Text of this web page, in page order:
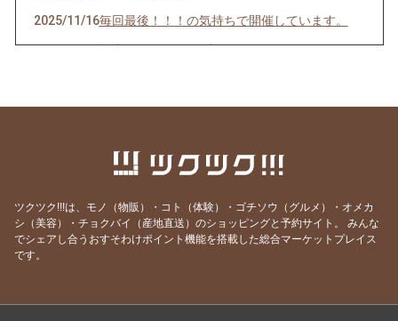
2025/11/16毎回最後！！！の気持ちで開催しています。
2025/09/02何事にもポジティブに
2024/10/13好きな物事に関してはしつこい酒場店主
2か月振りのメルマガです。
2023/11/22マイペースなメルマガです。
2023/09/03
ツクツク!!!は、モノ（物販）・コト（体験）・ゴチソウ（グルメ）・オメカ
シ（美容）・チョクバイ（産地直送）のショッピングと予約サイト。
みんな
でシェアし合うおすそわけポイント機能を搭載した総合マーケットプレイス
です。